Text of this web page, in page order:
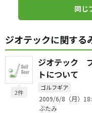
同じ
ジオテックに関する
2件
ジオテック
トについて
ゴルフギア
2009/6/8（月）
ぶたみ